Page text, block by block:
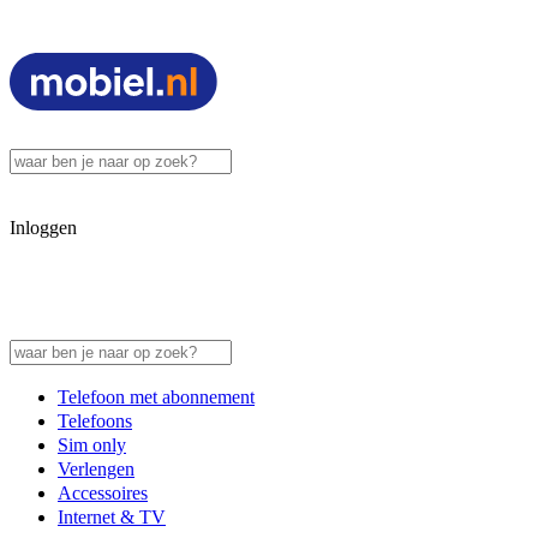
Inloggen
Telefoon met abonnement
Telefoons
Sim only
Verlengen
Accessoires
Internet & TV